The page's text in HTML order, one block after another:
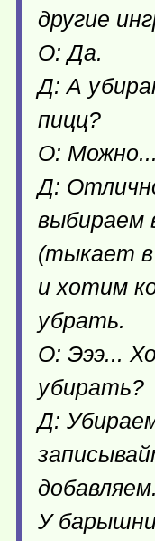
другие
О: Да.
Д: А
пицц?
О: Можно...
Д:
выбираем
(тыкает в
и хотим
убрать.
О: Эээ...
убирать?
Д:
добавляем.
У